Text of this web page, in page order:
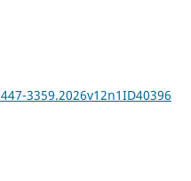
3359.2026v12n1ID40396